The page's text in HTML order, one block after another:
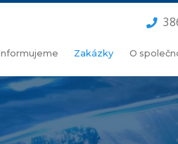
Zakázky O